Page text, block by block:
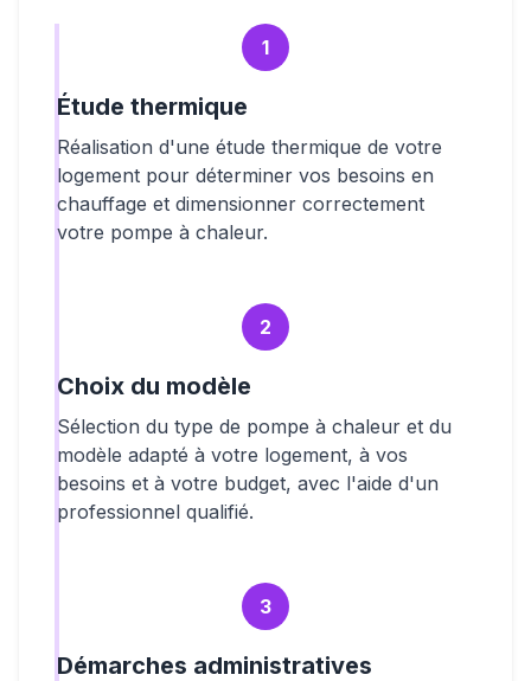
1
Étude thermique
Réalisation d'une étude thermique de votre
logement pour déterminer vos besoins en
chauffage et dimensionner correctement
votre pompe à chaleur.
2
Choix du modèle
Sélection du type de pompe à chaleur et du
modèle adapté à votre logement, à vos
besoins et à votre budget, avec l'aide d'un
professionnel qualifié.
3
Démarches administratives